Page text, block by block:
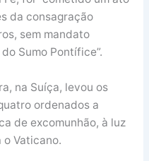
da consagração
sem mandato
Sumo Pontífice”.
na Suíça, levou os
ordenados a
de excomunhão, à luz
Vaticano.